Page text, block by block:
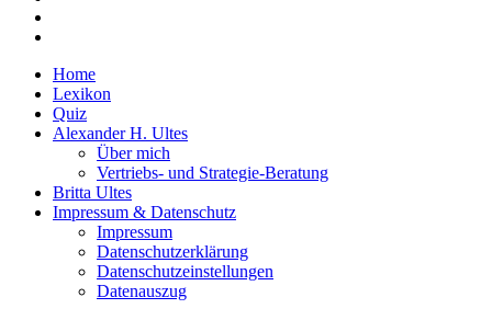
Home
Lexikon
Quiz
Alexander H. Ultes
Über mich
Vertriebs- und Strategie-Beratung
Britta Ultes
Impressum & Datenschutz
Impressum
Datenschutzerklärung
Datenschutzeinstellungen
Datenauszug